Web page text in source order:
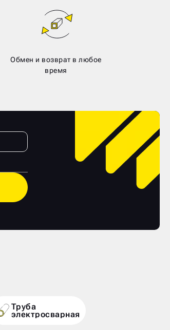
Обмен и возврат в любое
время
Труба
электросварная